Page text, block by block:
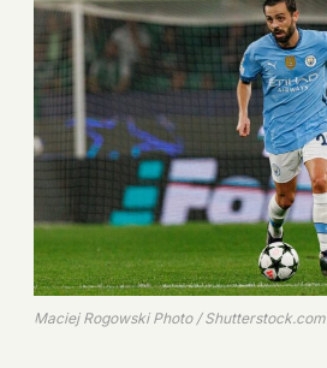
Maciej Rogowski Photo / Shutterstock.com